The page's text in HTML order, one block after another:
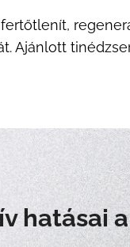
Ajánlott
hatásai